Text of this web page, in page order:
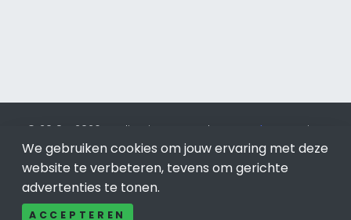
© 2019 - 2026 Realisatie en SEO door SEO-bureau
Lion
Internet. Betaal alleen voor bewezen resultaten?SEO
optimalisatie No Cure No Pay.Eindhovenis onderdeel van
Lion Internet.
We gebruiken cookies om jouw ervaring met deze
website te verbeteren, tevens om gerichte
advertenties te tonen.
ACCEPTEREN